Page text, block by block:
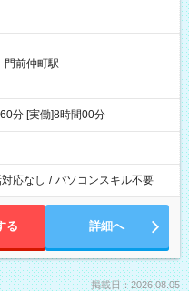
門前仲町駅
分 [実働]8時間00分
応なし / パソコンスキル不要
る 詳細へ
掲載日：2026.08.05